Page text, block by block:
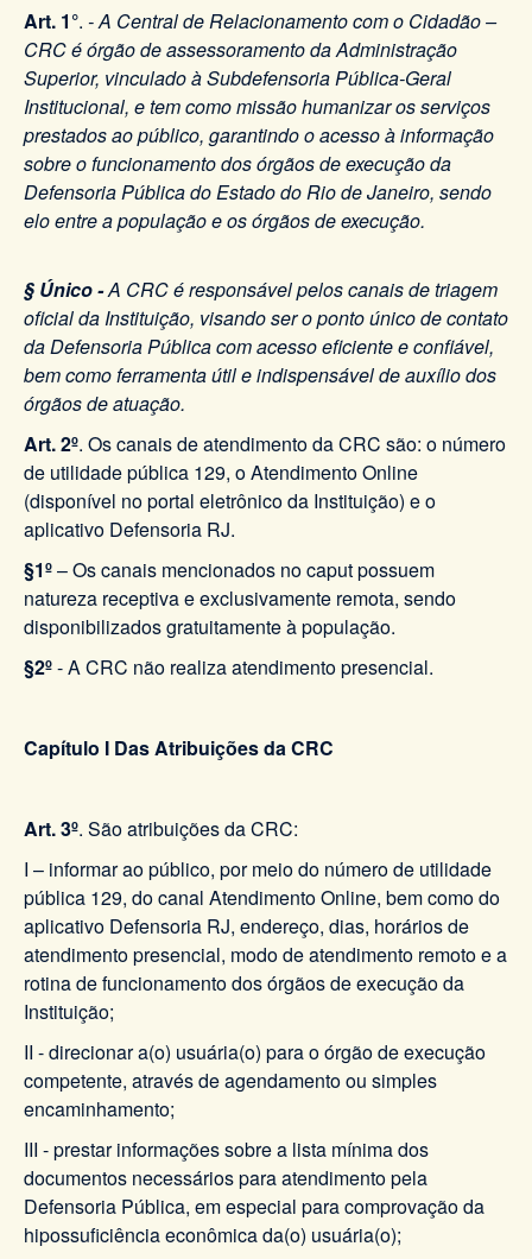
Art. 1°. - A Central de Relacionamento com o Cidadão –
CRC é órgão de assessoramento da Administração
Superior, vinculado à Subdefensoria Pública-Geral
Institucional, e tem como missão humanizar os serviços
prestados ao público, garantindo o acesso à informação
sobre o funcionamento dos órgãos de execução da
Defensoria Pública do Estado do Rio de Janeiro, sendo
elo entre a população e os órgãos de execução.
§ Único -A CRC é responsável pelos canais de triagem
oficial da Instituição, visando ser o ponto único de contato
da Defensoria Pública com acesso eficiente e confiável,
bem como ferramenta útil e indispensável de auxílio dos
órgãos de atuação.
Art. 2º. Os canais de atendimento da CRC são: o número
de utilidade pública 129, o Atendimento Online
(disponível no portal eletrônico da Instituição) e o
aplicativo Defensoria RJ.
§1º– Os canais mencionados no caput possuem
natureza receptiva e exclusivamente remota, sendo
disponibilizados gratuitamente à população.
§2º- A CRC não realiza atendimento presencial.
Capítulo I Das Atribuições da CRC
Art. 3º. São atribuições da CRC:
I – informar ao público, por meio do número de utilidade
pública 129, do canal Atendimento Online, bem como do
aplicativo Defensoria RJ, endereço, dias, horários de
atendimento presencial, modo de atendimento remoto e a
rotina de funcionamento dos órgãos de execução da
Instituição;
II - direcionar a(o) usuária(o) para o órgão de execução
competente, através de agendamento ou simples
encaminhamento;
III - prestar informações sobre a lista mínima dos
documentos necessários para atendimento pela
Defensoria Pública, em especial para comprovação da
hipossuficiência econômica da(o) usuária(o);